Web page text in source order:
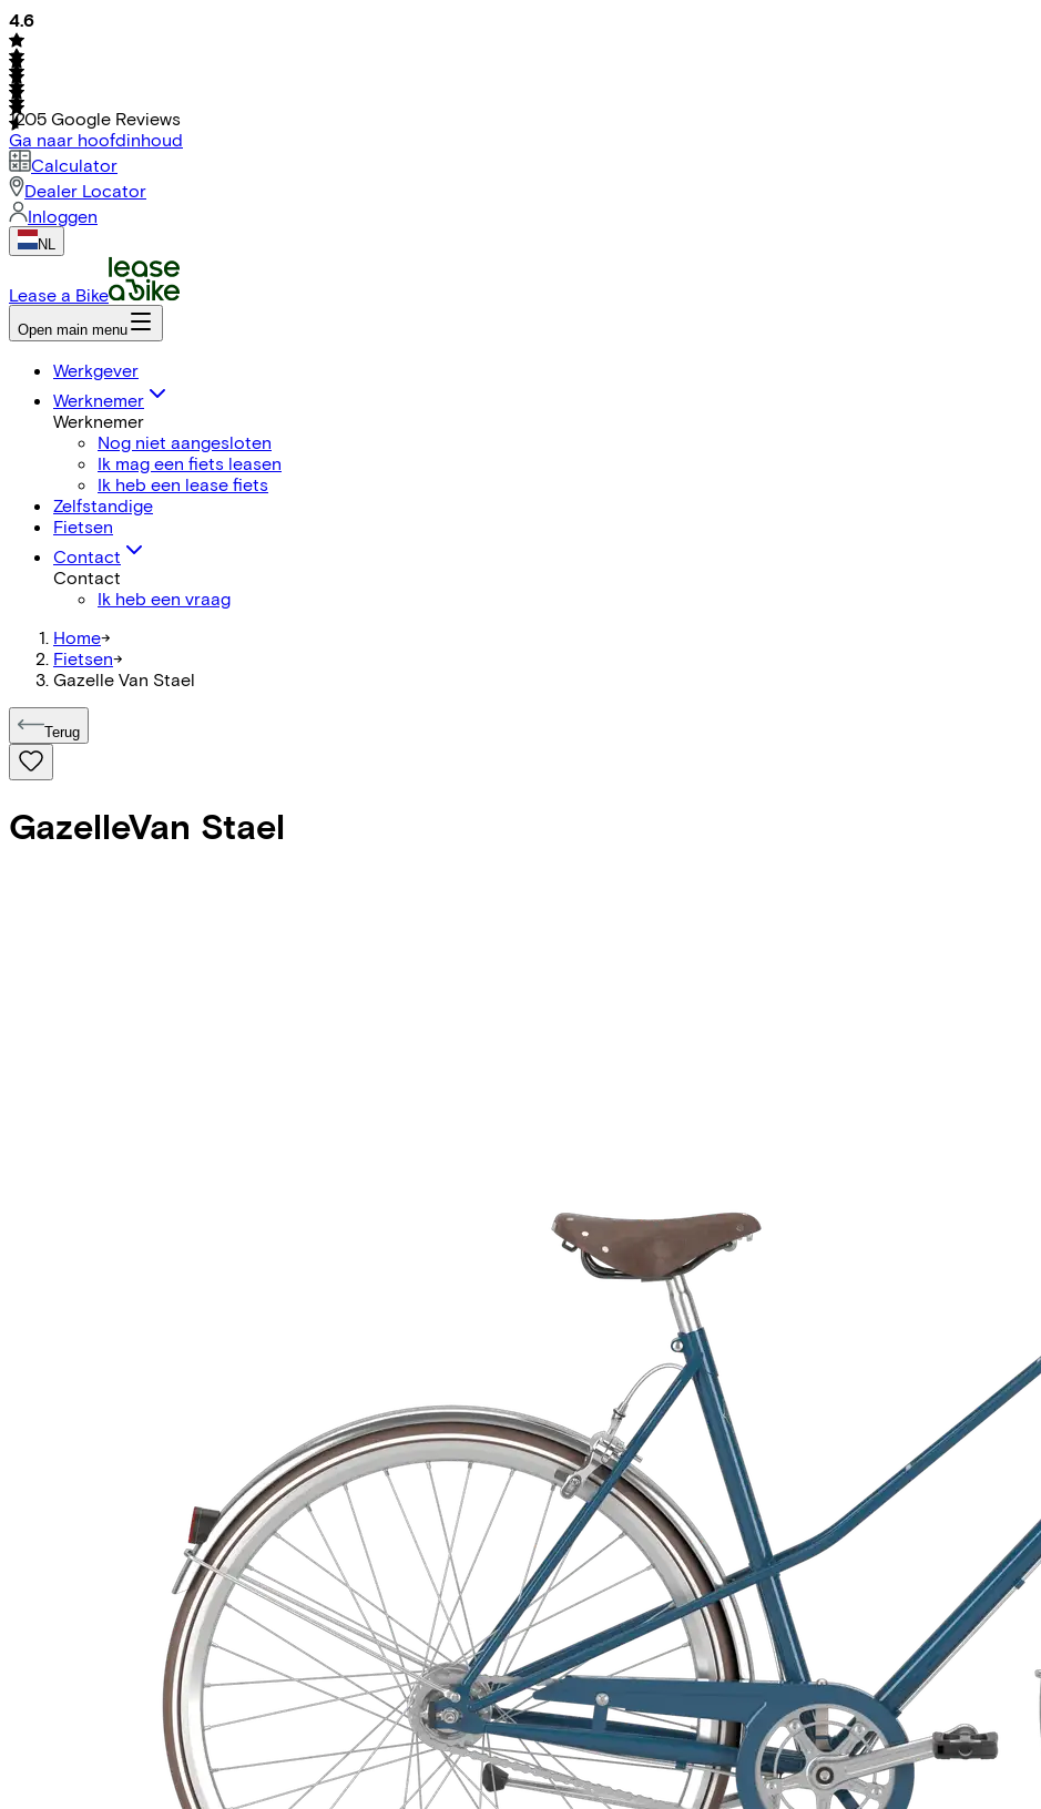
4.6
1205 Google Reviews
Ga naar hoofdinhoud
Calculator
Dealer Locator
Inloggen
NL
Lease a Bike
Open main menu
Werkgever
Werknemer
Werknemer
Nog niet aangesloten
Ik mag een fiets leasen
Ik heb een lease fiets
Zelfstandige
Fietsen
Contact
Contact
Ik heb een vraag
Home->
Fietsen->
Gazelle Van Stael
Terug
GazelleVan Stael